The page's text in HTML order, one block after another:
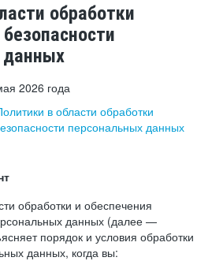
обработки
данных
2026 года
в области обработки
персональных данных
обработки и обеспечения
данных (далее —
порядок и условия обработки
данных, когда вы: